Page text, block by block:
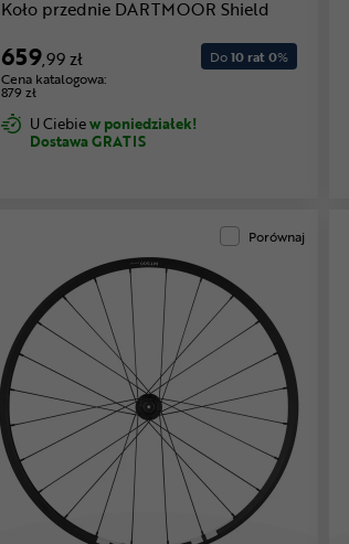
Koło przednie DARTMOOR Shield
659,99 zł
Cena katalogowa:
879 zł
Do10 rat 0%
U Ciebiew poniedziałek!
Dostawa GRATIS
Porównaj